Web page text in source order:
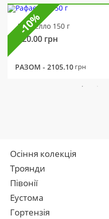
Рафаелло 150 г
320.00 грн
РАЗОМ - 2105.10 грн
-10%
Осіння колекція
Троянди
Півонії
Еустома
Гортензія